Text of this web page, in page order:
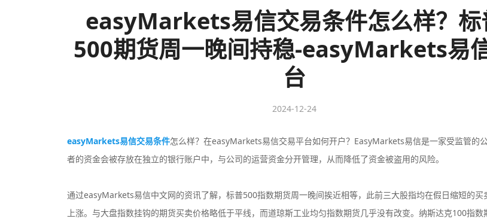
easyMarkets易信交易条件怎么样？标
500期货周一晚间持稳-easyMarkets易
台
2024-12-24
easyMarkets易信交易条件怎么样？在easyMarkets易信交易平台如何开户？EasyMarkets易信是一家受监管的
者的资金会被存放在独立的银行账户中，与公司的运营资金分开管理，从而降低了资金被盗用的风险。
通过easyMarkets易信中文网的资讯了解，标普500指数期货周一晚间挨近相等，此前三大股指均在假日缩短的买
上涨。与大盘指数挂钩的期货买卖价格略低于平线，而道琼斯工业均匀指数期货几乎没有改变。纳斯达克100指数